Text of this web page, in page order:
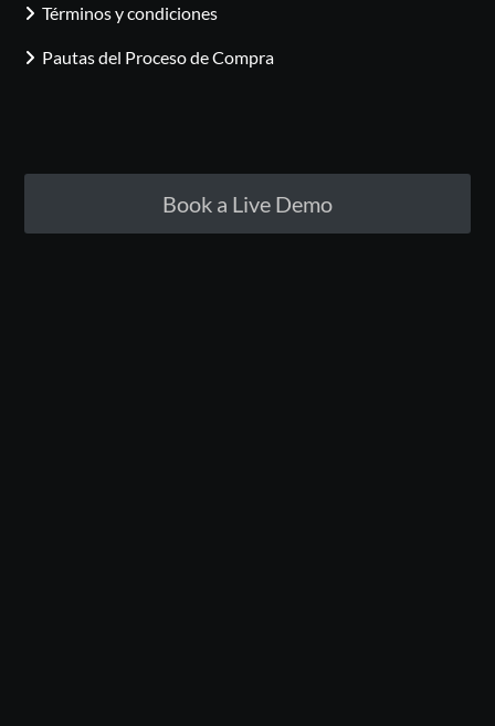
Términos y condiciones
Pautas del Proceso de Compra
Book a Live Demo